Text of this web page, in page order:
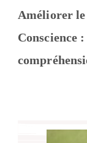
Améliorer le
Conscience